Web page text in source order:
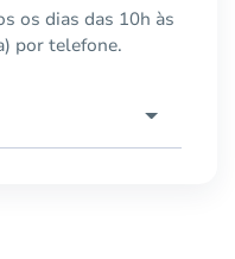
os dias das 10h às
por telefone.